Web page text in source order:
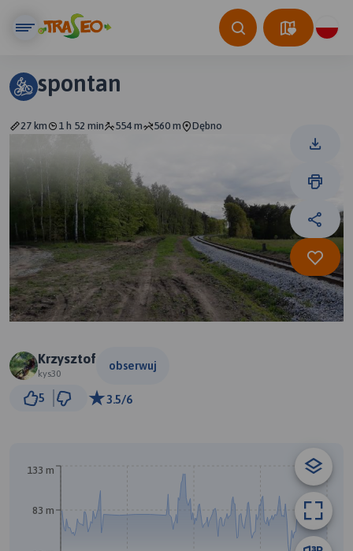
spontan
27 km 1 h 52 min 554 m 560 m Dębno
Krzysztof
kys30
obserwuj
5 3.5/6
83 m
133 m